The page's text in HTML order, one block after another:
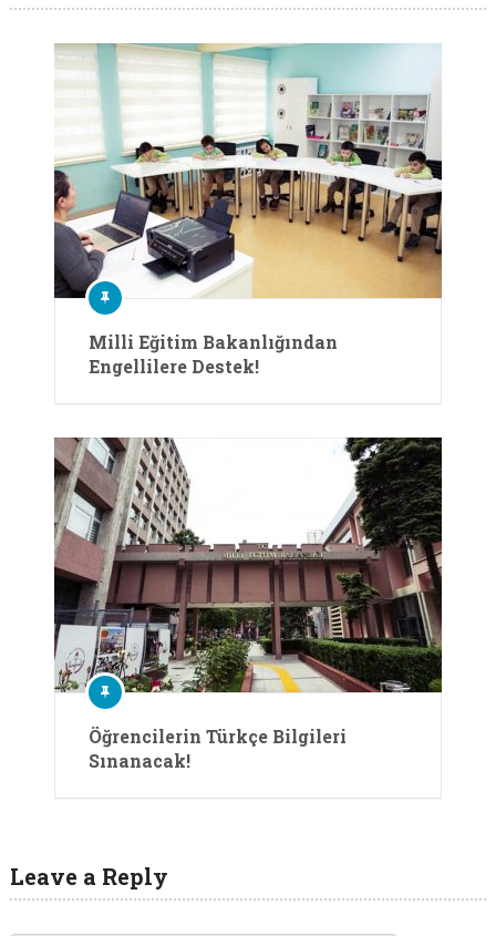
Milli Eğitim Bakanlığından
Engellilere Destek!
Öğrencilerin Türkçe Bilgileri
Sınanacak!
Leave a Reply